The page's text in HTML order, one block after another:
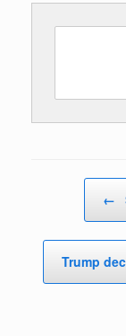
←
Trump